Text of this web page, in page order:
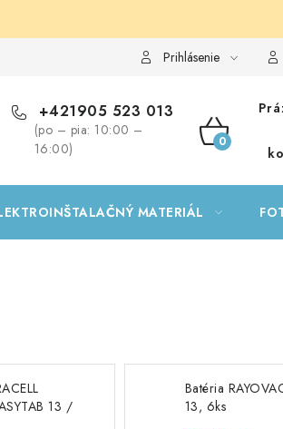
Prihlásenie
+421905 523 013
(po – pia: 10:00 –
16:00)
MATERIÁL
13 /
Batéria
13, 6ks